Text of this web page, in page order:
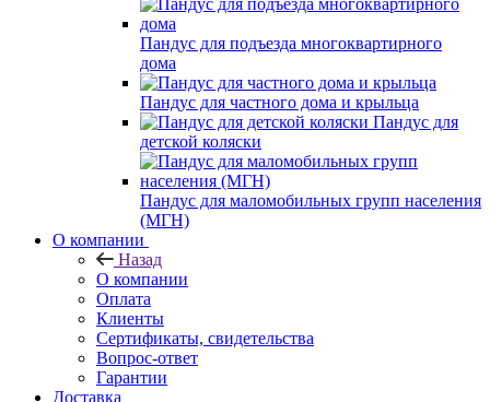
Пандус для подъезда многоквартирного
дома
Пандус для частного дома и крыльца
Пандус для
детской коляски
Пандус для маломобильных групп населения
(МГН)
О компании
Назад
О компании
Оплата
Клиенты
Сертификаты, свидетельства
Вопрос-ответ
Гарантии
Доставка